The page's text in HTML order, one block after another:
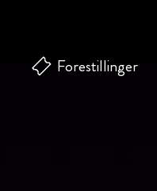
Forestillinger